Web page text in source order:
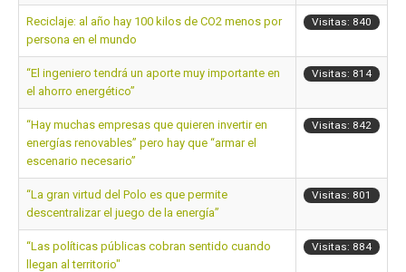
Reciclaje: al año hay 100 kilos de CO2 menos por
persona en el mundo
Visitas: 840
“El ingeniero tendrá un aporte muy importante en
el ahorro energético”
Visitas: 814
“Hay muchas empresas que quieren invertir en
energías renovables” pero hay que “armar el
escenario necesario”
Visitas: 842
“La gran virtud del Polo es que permite
descentralizar el juego de la energía”
Visitas: 801
“Las políticas públicas cobran sentido cuando
llegan al territorio"
Visitas: 884